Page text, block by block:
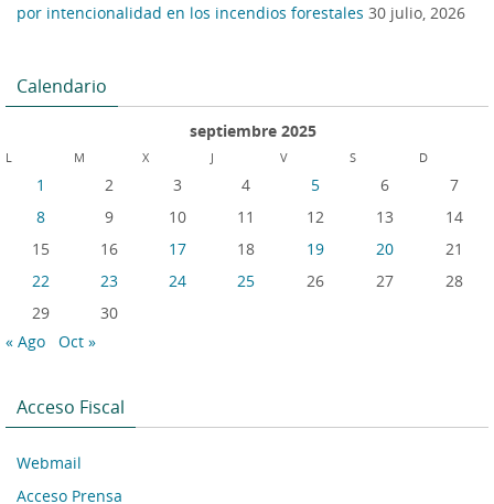
por intencionalidad en los incendios forestales 30 julio, 2026
Calendario
septiembre 2025
L M X J V S D
1 2 3 4 5 6
7
8
9 10 11 12 13
14
15
16 17 18 19 20
21
22
23 24 25 26 27
28
29
30
« Ago
Oct »
Acceso Fiscal
Webmail
Acceso Prensa